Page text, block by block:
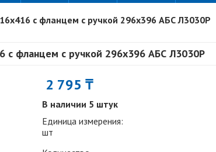
с фланцем с ручкой 296х396 АБС Л3030Р
с фланцем с ручкой 296х396 АБС Л3030Р
2 795 ₸
В наличии 5 штук
Единица измерения:
шт